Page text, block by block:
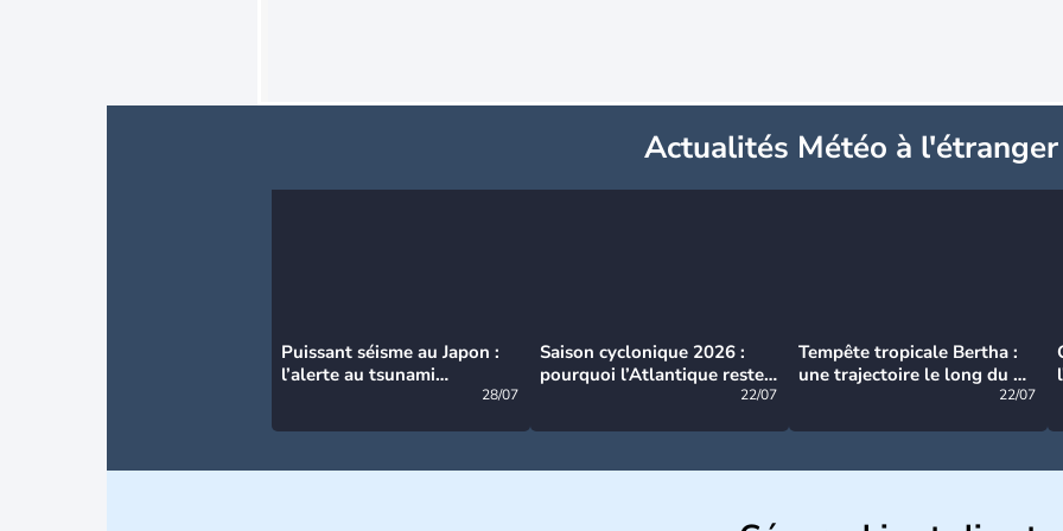
Actualités Météo à l'étranger
Puissant séisme au Japon :
l’alerte au tsunami
28/07
Saison cyclonique 2026 :
pourquoi l’Atlantique reste
22/07
Tempête tropicale Bertha :
une trajectoire le long du du
22/07